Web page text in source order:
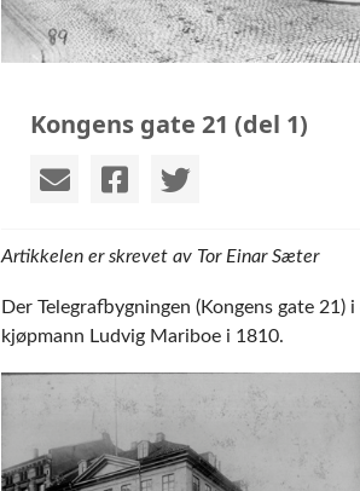
Kongens gate 21 (del 1)
Artikkelen er skrevet av Tor Einar Sæter
Der Telegrafbygningen (Kongens gate
kjøpmann Ludvig Mariboe i 1810.